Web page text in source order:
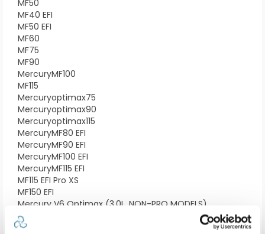
MF50
MF40 EFI
MF50 EFI
MF60
MF75
MF90
MercuryMF100
MF115
Mercuryoptimax75
Mercuryoptimax90
Mercuryoptimax115
MercuryMF80 EFI
MercuryMF90 EFI
MercuryMF100 EFI
MercuryMF115 EFI
MF115 EFI Pro XS
MF150 EFI
Mercury V6 Optimax (3.0L, NON-PRO MODELS)
MF135 Verado 4-syl
MF150 Verado 4-syl